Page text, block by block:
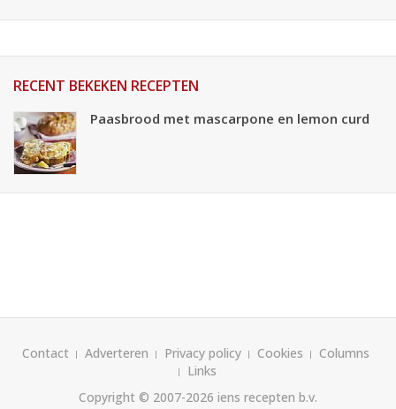
RECENT BEKEKEN RECEPTEN
Paasbrood met mascarpone en lemon curd
Contact Adverteren Privacy policy Cookies
Columns
Links
Copyright © 2007-2026 iens recepten b.v.